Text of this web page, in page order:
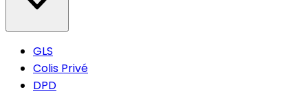
GLS
Colis Privé
DPD